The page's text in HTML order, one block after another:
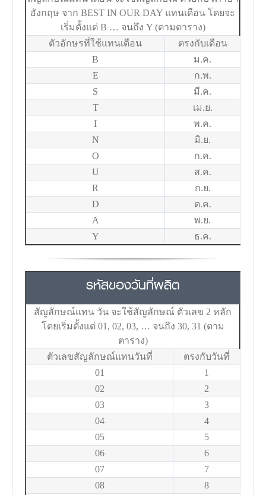
อังกฤษ จาก BEST IN OUR DAY แทนเดือน โดยจะ
เริ่มตั้งแต่ B … จนถึง Y (ตามตาราง)
ตัวอักษรที่ใช้แทนเดือน
ตรงกับเดือน
B
ม.ค.
E
ก.พ.
S
มี.ค.
T
เม.ย.
I
พ.ค.
N
มิ.ย.
O
ก.ค.
U
ส.ค.
R
ก.ย.
D
ต.ค.
A
พ.ย.
Y
ธ.ค.
รหัสของวันที่ผลิต
สัญลักษณ์แทน วัน จะใช้สัญลักษณ์ ตัวเลข 2 หลัก
โดยเริ่มตั้งแต่ 01, 02, 03, … จนถึง 30, 31 (ตาม
ตาราง)
ตัวเลขสัญลักษณ์แทนวันที่
ตรงกับวันที่
01
1
02
2
03
3
04
4
05
5
06
6
07
7
08
8